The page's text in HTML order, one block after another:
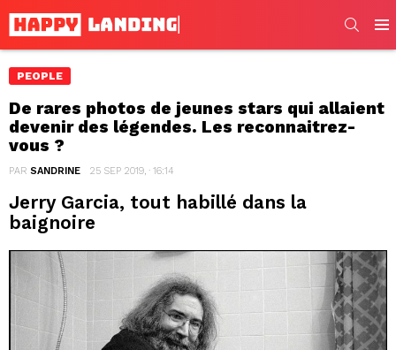
PEOPLE
De rares photos de jeunes stars qui allaient
devenir des légendes. Les reconnaitrez-
vous ?
PAR SANDRINE 25 SEP 2019, · 16:14
Jerry Garcia, tout habillé dans la
baignoire